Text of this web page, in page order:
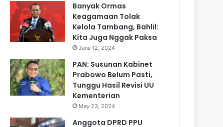
Banyak Ormas
Keagamaan Tolak
Kelola Tambang, Bahlil:
Kita Juga Nggak Paksa
June 12, 2024
PAN: Susunan Kabinet
Prabowo Belum Pasti,
Tunggu Hasil Revisi UU
Kementerian
May 23, 2024
Anggota DPRD PPU